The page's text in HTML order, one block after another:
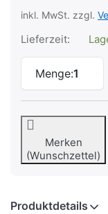
inkl. MwSt. zzgl.
Lieferzeit:
Menge:1
Merken
(Wunschzettel)
Produktdetails